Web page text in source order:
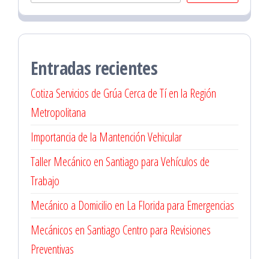
Entradas recientes
Cotiza Servicios de Grúa Cerca de Tí en la Región
Metropolitana
Importancia de la Mantención Vehicular
Taller Mecánico en Santiago para Vehículos de
Trabajo
Mecánico a Domicilio en La Florida para Emergencias
Mecánicos en Santiago Centro para Revisiones
Preventivas